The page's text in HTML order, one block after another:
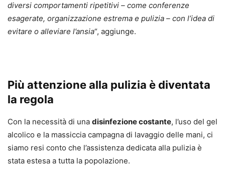
diversi comportamenti ripetitivi – come conferenze
esagerate, organizzazione estrema e pulizia – con l’idea di
evitare o alleviare l’ansia“, aggiunge.
Più attenzione alla pulizia è diventata
la regola
Con la necessità di una disinfezione costante, l’uso del gel
alcolico e la massiccia campagna di lavaggio delle mani, ci
siamo resi conto che l’assistenza dedicata alla pulizia è
stata estesa a tutta la popolazione.